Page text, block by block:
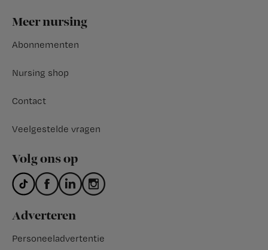
Footer
Meer nursing
Abonnementen
Nursing shop
Contact
Veelgestelde vragen
Volg ons op
Adverteren
Personeeladvertentie